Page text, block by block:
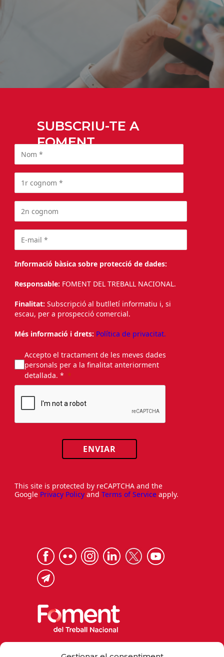
SUBSCRIU-TE A
FOMENT
Informació bàsica sobre protecció de dades:
Responsable: FOMENT DEL TREBALL NACIONAL.
Finalitat: Subscripció al butlletí informatiu i, si
escau, per a prospecció comercial.
Més informació i drets: Política de privacitat.
Accepto el tractament de les meves dades
personals per a la finalitat anteriorment
detallada. *
ENVIAR
This site is protected by reCAPTCHA and the
Google Privacy Policy and Terms of Service apply.